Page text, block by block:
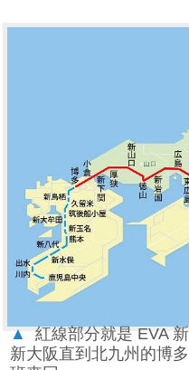
▲
紅線部分就是 EVA
新大阪直到北九州的博